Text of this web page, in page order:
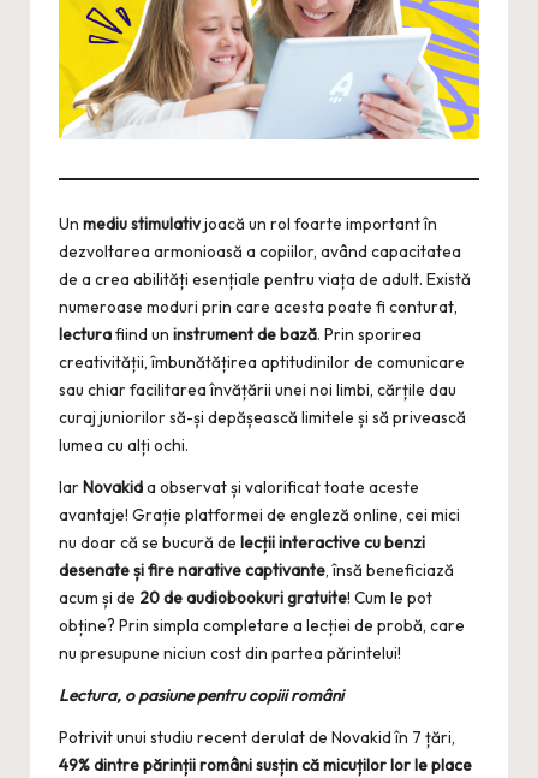
Un mediu stimulativjoacă un rol foarte important în
dezvoltarea armonioasă a copiilor, având capacitatea
de a crea abilități esențiale pentru viața de adult. Există
numeroase moduri prin care acesta poate fi conturat,
lecturafiind un instrument de bază. Prin sporirea
creativității, îmbunătățirea aptitudinilor de comunicare
sau chiar facilitarea învățării unei noi limbi, cărțile dau
curaj juniorilor să-și depășească limitele și să privească
lumea cu alți ochi.
IarNovakida observat și valorificat toate aceste
avantaje! Grație platformei de engleză online, cei mici
nu doar că se bucură de lecții interactive cu benzi
desenate și fire narative captivante, însă beneficiază
acum și de 20 de audiobookuri gratuite! Cum le pot
obține? Prin simpla completare a lecției de probă, care
nu presupune niciun cost din partea părintelui!
Lectura, o pasiune pentru copiii români
Potrivit unui studiu recent derulat de Novakid în 7 țări,
49% dintre părinții români susțin că micuților lor le place